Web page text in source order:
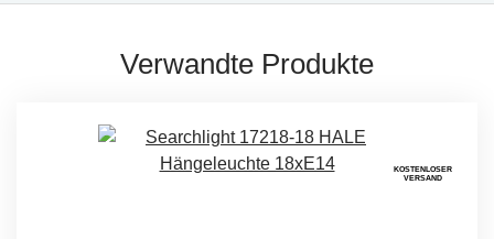
Verwandte Produkte
KOSTENLOSER
VERSAND